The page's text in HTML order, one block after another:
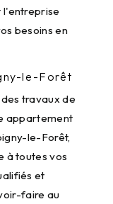
l'entreprise
besoins en
le-Forêt
travaux de
appartement
le-Forêt,
à toutes vos
et
faire au